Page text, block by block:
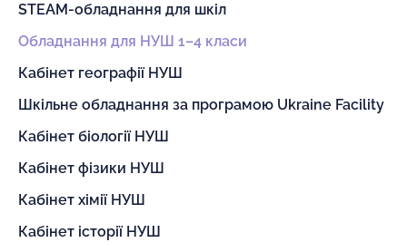
STEAM-обладнання для шкіл
Обладнання для НУШ 1–4 класи
Кабінет географії НУШ
Шкільне обладнання за програмою Ukraine Facility
Кабінет біології НУШ
Кабінет фізики НУШ
Кабінет хімії НУШ
Кабінет історії НУШ